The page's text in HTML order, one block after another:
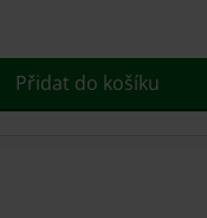
Přidat do košíku